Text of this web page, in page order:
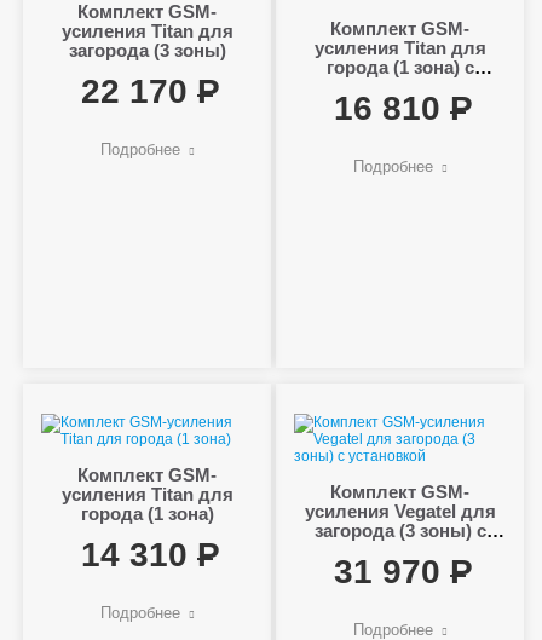
Комплект GSM-
усиления Titan для
загорода (3 зоны)
22 170
Подробнее
Комплект GSM-
усиления Titan для
города (1 зона) с
16 810
Подробнее
Комплект GSM-
усиления Titan для
города (1 зона)
14 310
Подробнее
Комплект GSM-
усиления Vegatel для
загорода (3 зоны) с
31 970
Подробнее